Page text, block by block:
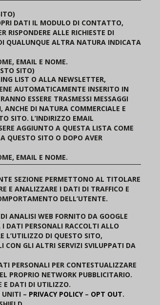
DATI IL MODULO DI CONTATTO,
RISPONDERE ALLE RICHIESTE DI
QUALUNQUE ALTRA NATURA INDICATA
EMAIL E NOME.
SITO)
LIST O ALLA NEWSLETTER,
AUTOMATICAMENTE INSERITO IN
ESSERE TRASMESSI MESSAGGI
DI NATURA COMMERCIALE E
SITO. L’INDIRIZZO EMAIL
AGGIUNTO A QUESTA LISTA COME
QUESTO SITO O DOPO AVER
EMAIL E NOME.
SEZIONE PERMETTONO AL TITOLARE
E ANALIZZARE I DATI DI TRAFFICO E
DELL’UTENTE.
ANALISI WEB FORNITO DA GOOGLE
DATI PERSONALI RACCOLTI ALLO
L’UTILIZZO DI QUESTO SITO,
CON GLI ALTRI SERVIZI SVILUPPATI DA
PERSONALI PER CONTESTUALIZZARE
PROPRIO NETWORK PUBBLICITARIO.
E DATI DI UTILIZZO.
UNITI – PRIVACY POLICY– OPT OUT.